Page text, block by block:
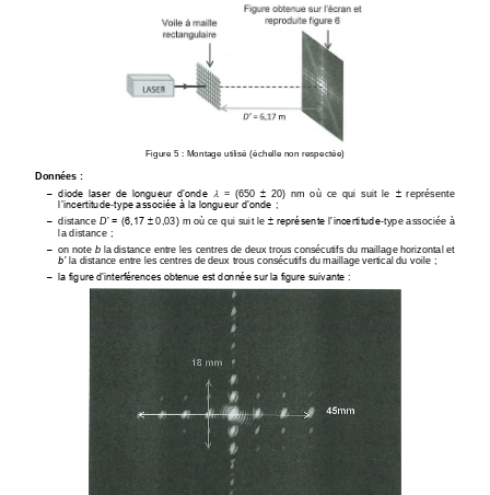
Figure 5 : Montage utilisé (échelle non respectée)
Données :
‒ diode  laser  de  longueur  d’onde  =  (650  20)  nm  où  ce  qui  suit  le  représente
l’incertitude-type associée à la longueur d’onde ;
‒ distance D’ = (6,17  0,03) m où ce qui suit le  représente l’incertitude-type associée à
la distance ;
‒ on note b la distance entre les centres de deux trous consécutifs du maillage horizontal et
b’ la distance entre les centres de deux trous consécutifs du maillage vertical du voile ;
‒ la figure d’interférences obtenue est donnée sur la figure suivante :